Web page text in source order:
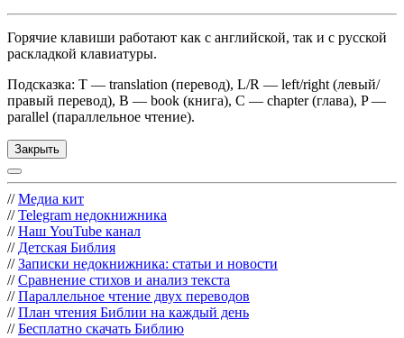
Горячие клавиши работают как с английской, так и с русской
раскладкой клавиатуры.
Подсказка: T — translation (перевод), L/R — left/right (левый/
правый перевод), B — book (книга), C — chapter (глава), P —
parallel (параллельное чтение).
Закрыть
// Медиа кит
// Telegram недокнижника
// Наш YouTube канал
// Детская Библия
// Записки недокнижника: статьи и новости
// Сравнение стихов и анализ текста
// Параллельное чтение двух переводов
// План чтения Библии на каждый день
// Бесплатно скачать Библию